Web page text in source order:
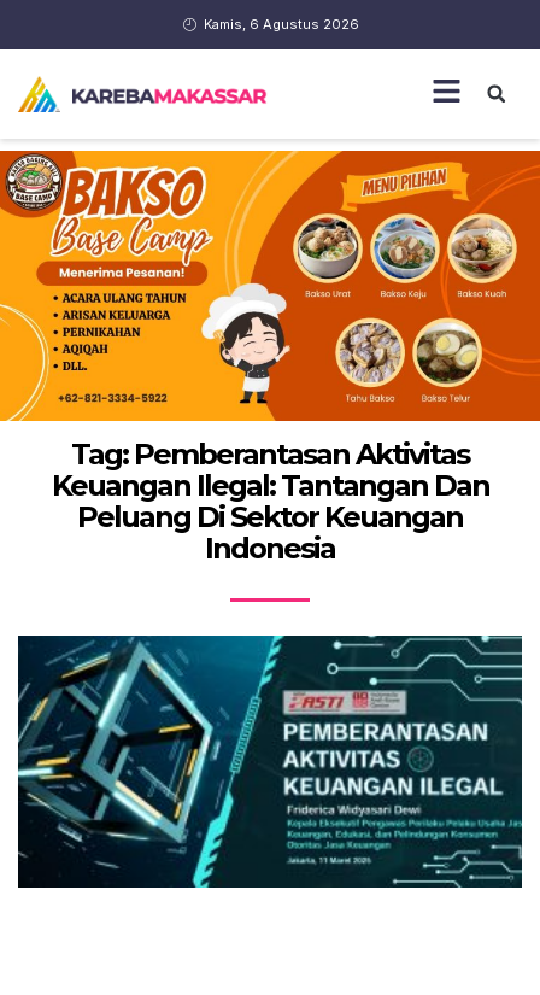
Kamis, 6 Agustus 2026
Tag: Pemberantasan Aktivitas
Keuangan Ilegal: Tantangan Dan
Peluang Di Sektor Keuangan
Indonesia